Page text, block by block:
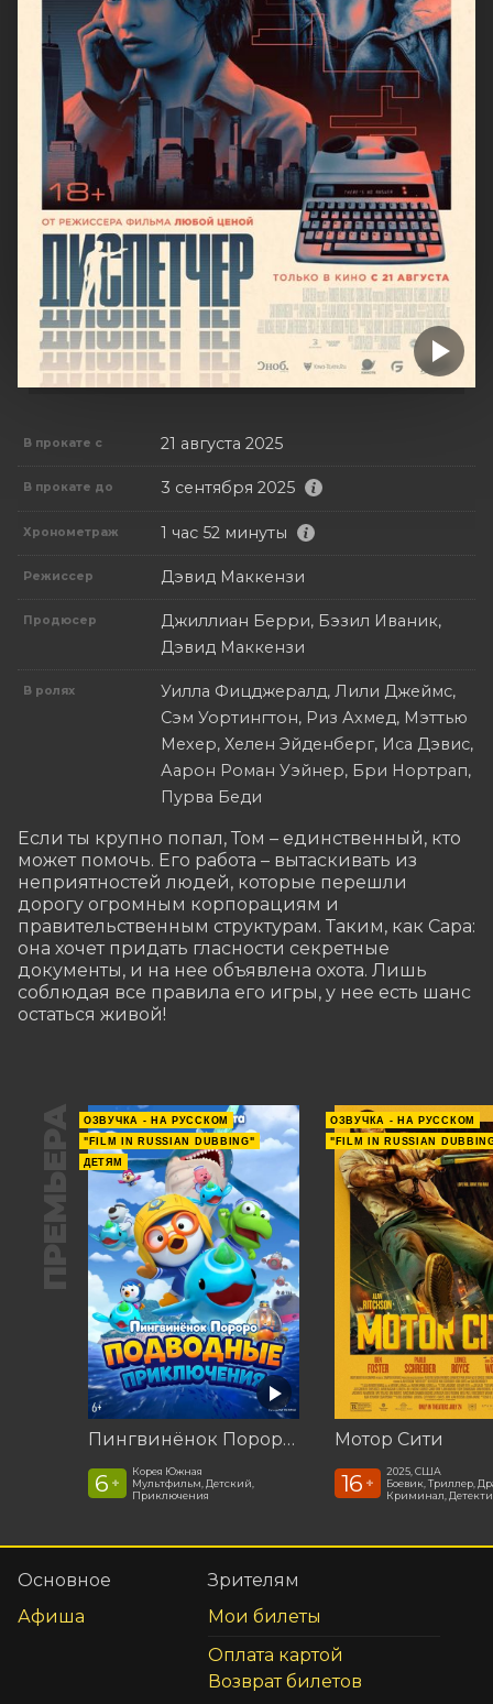
В прокате с 21 августа 2025
В прокате до 3 сентября 2025
Хронометраж 1 час 52 минуты
Режиссер Дэвид Маккензи
Продюсер
Джиллиан Берри, Бэзил Иваник,
Дэвид Маккензи
В ролях
Уилла Фицджералд, Лили Джеймс,
Сэм Уортингтон, Риз Ахмед, Мэттью
Мехер, Хелен Эйденберг, Иса Дэвис,
Аарон Роман Уэйнер, Бри Нортрап,
Пурва Беди
Если ты крупно попал, Том – единственный, кто
может помочь. Его работа – вытаскивать из
неприятностей людей, которые перешли
дорогу огромным корпорациям и
правительственным структурам. Таким, как Сара:
она хочет придать гласности секретные
документы, и на нее объявлена охота. Лишь
соблюдая все правила его игры, у нее есть шанс
остаться живой!
ПРЕМЬЕРА
ОЗВУЧКА - НА РУССКОМ
"FILM IN RUSSIAN DUBBING"
ДЕТЯМ
Пингвинёнок Пороро: Подводные приключения
6 +
Корея Южная
Мультфильм, Детский,
Приключения
ОЗВУЧКА - НА РУССКОМ
"FILM IN RUSSIAN
Мотор Сити
16 +
2025, США
Боевик, Триллер,
Криминал,
Основное
Афиша
Зрителям
Мои билеты
Оплата картой
Возврат билетов